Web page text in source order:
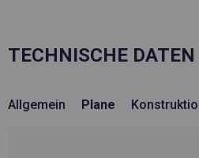
TECHNISCHE DATEN
Allgemein Plane